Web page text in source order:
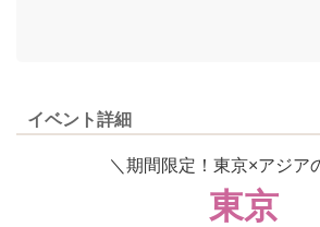
イベント詳細
＼期間限定！東京×アジア
東京